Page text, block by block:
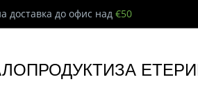
доставка до офис над€50
ПРОДУКТИЗА